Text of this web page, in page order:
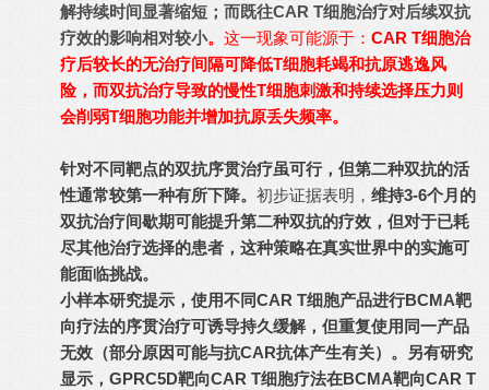
解持续时间显著缩短；而既往CAR T细胞治疗对后续双抗
疗效的影响相对较小。 这一现象可能源于： CAR T细胞治
疗后较长的无治疗间隔可降低T细胞耗竭和抗原逃逸风
险，而双抗治疗导致的慢性T细胞刺激和持续选择压力则
会削弱T细胞功能并增加抗原丢失频率。
针对不同靶点的双抗序贯治疗虽可行，但第二种双抗的活
性通常较第一种有所下降。 初步证据表明， 维持3-6个月的
双抗治疗间歇期可能提升第二种双抗的疗效，但对于已耗
尽其他治疗选择的患者，这种策略在真实世界中的实施可
能面临挑战。
小样本研究提示，使用不同CAR T细胞产品进行BCMA靶
向疗法的序贯治疗可诱导持久缓解，但重复使用同一产品
无效（部分原因可能与抗CAR抗体产生有关）。另有研究
显示，GPRC5D靶向CAR T细胞疗法在BCMA靶向CAR T